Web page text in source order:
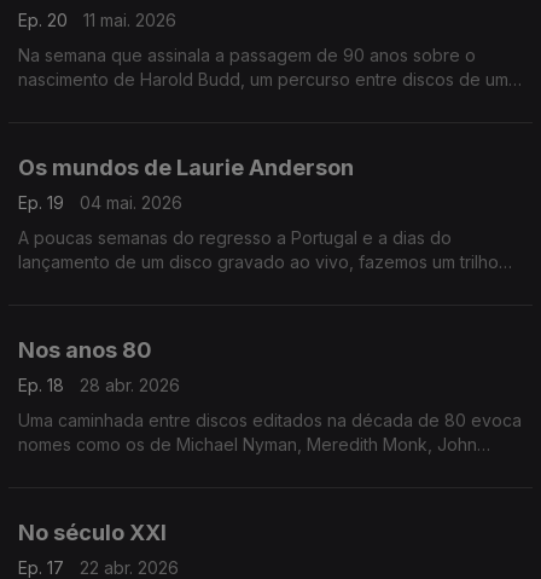
Ep. 20
11 mai. 2026
Na semana que assinala a passagem de 90 anos sobre o
nascimento de Harold Budd, um percurso entre discos de um
Os mundos de Laurie Anderson
Ep. 19
04 mai. 2026
A poucas semanas do regresso a Portugal e a dias do
lançamento de um disco gravado ao vivo, fazemos um trilho
Nos anos 80
Ep. 18
28 abr. 2026
Uma caminhada entre discos editados na década de 80 evoca
nomes como os de Michael Nyman, Meredith Monk, John
No século XXI
Ep. 17
22 abr. 2026